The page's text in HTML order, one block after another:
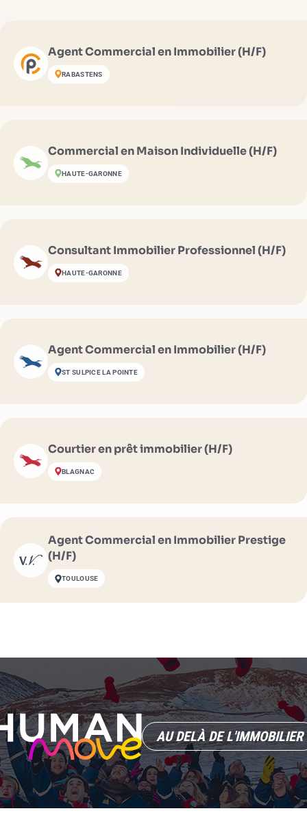
Agent Commercial en Immobilier (H/F)
RABASTENS
Commercial en Maison Individuelle (H/F)
HAUTE-GARONNE
Consultant Immobilier Professionnel (H/F)
HAUTE-GARONNE
Agent Commercial en Immobilier (H/F)
ST SULPICE LA POINTE
Courtier en prêt immobilier (H/F)
BLAGNAC
Agent Commercial en Immobilier Prestige
(H/F)
TOULOUSE
AU DELÀ DE L'IMMOBILIER